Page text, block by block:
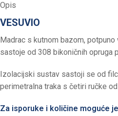
Opis
VESUVIO
Madrac s kutnom bazom,
sastoje od 308 bikoničnih opruga
Izolacijski sustav sastoji se od
perimetralna traka s četiri ručke
Za isporuke i količine moguće